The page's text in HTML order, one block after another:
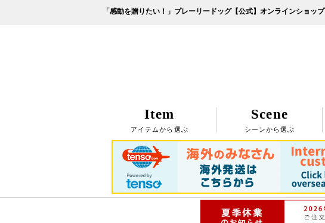
「感動を贈りたい！」プレーリードッグ【公式】オンラインショップ
Item
アイテムから選ぶ
Scene
シーンから選ぶ
検索